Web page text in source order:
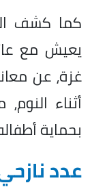
كما كشف
يعيش مع
غزة، عن
أثناء
بحماية
عدد